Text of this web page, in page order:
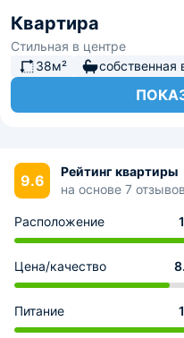
Квартира
Стильная в центре
38м²
собственная
9.6
Рейтинг квартиры
на основе 7 отзывов
Расположение
Цена/качество
Питание